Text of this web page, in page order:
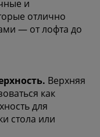
и
отлично
— от лофта до
Верхняя
как
для
стола или